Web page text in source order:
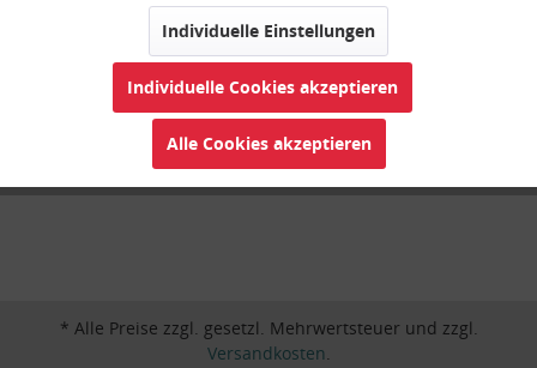
Clipse 110 mm natron
* Alle Preise zzgl. gesetzl. Mehrwertsteuer und zzgl.
Versandkosten.
Inaktiv
Inaktiv
Personalisierung Inaktiv
Individuelle Einstellungen
Individuelle Cookies akzeptieren
Alle Cookies akzeptieren